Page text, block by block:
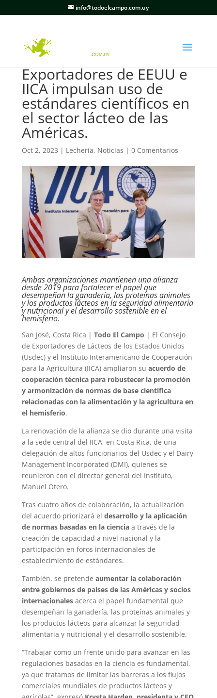
info@todoelcampo.com.uy
Exportadores de EEUU e
IICA impulsan uso de
estándares científicos en
el sector lácteo de las
Américas.
Oct 2, 2023 | Lechería, Noticias | 0 Comentarios
Ambas organizaciones mantienen una alianza
desde 2019 para fortalecer el papel que
desempeñan la ganadería, las proteínas animales
y los productos lácteos en la seguridad alimentaria
y nutricional y el desarrollo sostenible en el
hemisferio.
San José, Costa Rica | Todo El Campo | El Consejo
de Exportadores de Lácteos de los Estados Unidos
(Usdec) y el Instituto Interamericano de Cooperación
para la Agricultura (IICA) ampliaron su acuerdo de
cooperación técnica para robustecer la promoción
y armonización de normas de base científica
relacionadas con la alimentación y la agricultura en
el hemisferio.
La renovación de la alianza se dio durante una visita
a la sede central del IICA, en Costa Rica, de una
delegación de altos funcionarios del Usdec y el Dairy
Management Incorporated (DMI), quienes se
reunieron con el director general del Instituto,
Manuel Otero.
Tras cuatro años de colaboración, la actualización
del acuerdo priorizará el desarrollo y la aplicación
de normas basadas en la cienciaa través de la
creación de capacidad a nivel nacional y la
participación en foros internacionales de
establecimiento de estándares.
También, se pretende aumentar la colaboración
entre gobiernos de países de las Américas y socios
internacionalesacerca el papel fundamental que
desempeñan la ganadería, las proteínas animales y
los productos lácteos para alcanzar la seguridad
alimentaria y nutricional y el desarrollo sostenible.
“Trabajar como un frente unido para avanzar en las
regulaciones basadas en la ciencia es fundamental,
ya que tratamos de limitar las barreras a los flujos
comerciales mundiales de productos lácteos y